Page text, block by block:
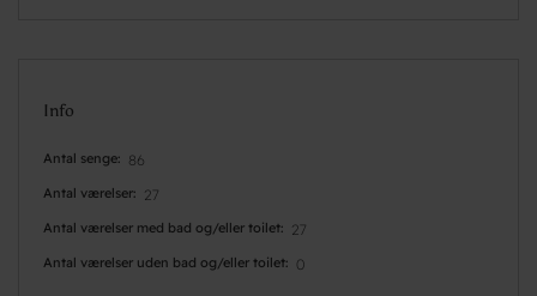
Info
Antal senge 86
Antal værelser 27
Antal værelser med bad og/eller toilet 27
Antal værelser uden bad og/eller toilet 0